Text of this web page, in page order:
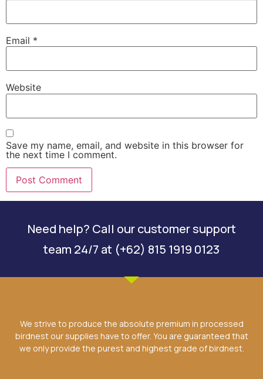
Email *
Website
Save my name, email, and website in this browser for
the next time I comment.
Need help? Call our customer support
team 24/7 at (+62) 815 1919 0123
We strive to produce the absolute premium in processed
birdnest our supplies have to offer. You are guaranteed that
we only provide the purest and highest grade of birdnest.